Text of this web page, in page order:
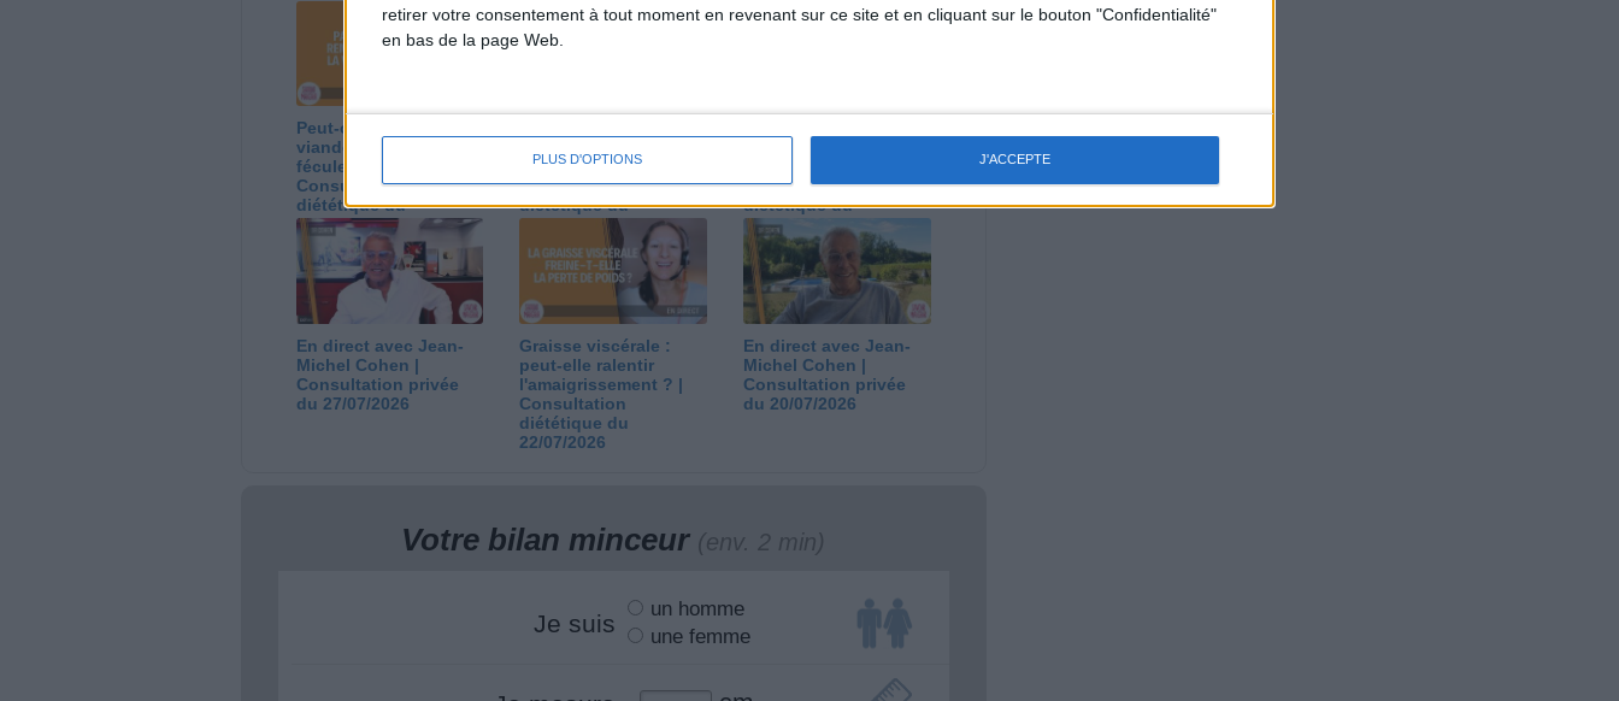
retirer votre consentement à tout moment en revenant sur ce site et en cliquant sur le bouton "Confidentialité"
en bas de la page Web.
PLUS D'OPTIONS J'ACCEPTE
Peut-on remplacer la
viande par des
féculents ?
Consultation
diététique du
05/08/2026
copieux ?
Consultation
diététique du
03/08/2026
Consultation
diététique du
29/07/2026
En direct avec Jean-
Michel Cohen |
Consultation privée
du 27/07/2026
Graisse viscérale :
peut-elle ralentir
l'amaigrissement ? |
Consultation
diététique du
22/07/2026
En direct avec Jean-
Michel Cohen |
Consultation privée
du 20/07/2026
Votre bilan minceur (env. 2 min)
Je suis
un homme
une femme